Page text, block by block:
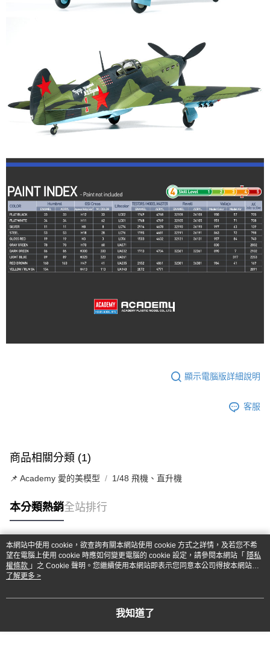
顯示電腦版詳細說明
客服
商品相關分類 (1)
📌 Academy 愛的美模型 1/48 飛機、直升機
本分類熱銷全站排行
熱門標籤
本網站中使用 cookie，欲查詢有關本網站使用 cookie 方式之詳情，及若您不希
望在電腦上使用 cookie 時應如何變更電腦的 cookie 設定，請參閱本網站「 隱私
權條款 」之 Cookie 聲明。您繼續使用本網站即表示您同意本公司得按本網站使
用條款之 Cookie 聲明使用 cookie。
了解更多 >
我知道了